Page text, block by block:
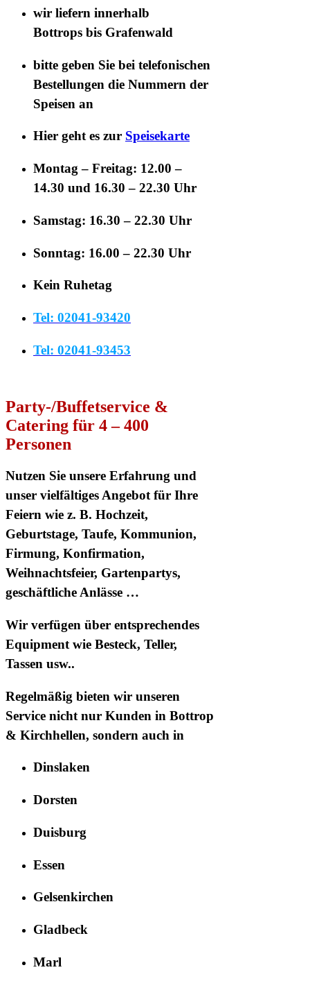
wir liefern innerhalb
Bottrops bis Grafenwald
bitte geben Sie bei telefonischen
Bestellungen die Nummern der
Speisen an
Hier geht es zur Speisekarte
Montag – Freitag: 12.00 –
14.30 und 16.30 – 22.30 Uhr
Samstag: 16.30 – 22.30 Uhr
Sonntag: 16.00 – 22.30 Uhr
Kein Ruhetag
Tel: 02041-93420
Tel: 02041-93453
Party-/Buffetservice &
Catering für 4 – 400
Personen
Nutzen Sie unsere Erfahrung und
unser vielfältiges Angebot für Ihre
Feiern wie z. B. Hochzeit,
Geburtstage, Taufe, Kommunion,
Firmung, Konfirmation,
Weihnachtsfeier, Gartenpartys,
geschäftliche Anlässe …
Wir verfügen über entsprechendes
Equipment wie Besteck, Teller,
Tassen usw..
Regelmäßig bieten wir unseren
Service nicht nur Kunden in Bottrop
& Kirchhellen, sondern auch in
Dinslaken
Dorsten
Duisburg
Essen
Gelsenkirchen
Gladbeck
Marl